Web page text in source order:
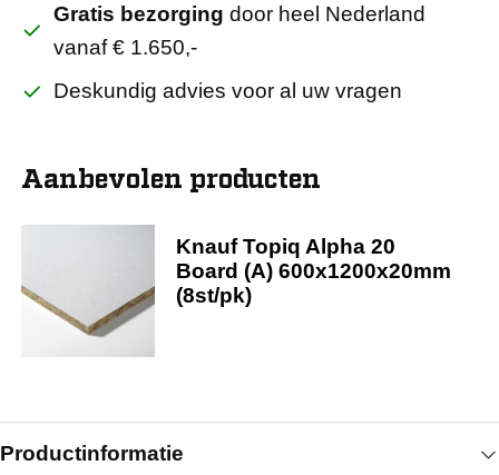
Gratis bezorging door heel Nederland
vanaf € 1.650,-
Deskundig advies voor al uw vragen
Aanbevolen producten
Knauf Topiq Alpha 20
Board (A) 600x1200x20mm
(8st/pk)
Productinformatie